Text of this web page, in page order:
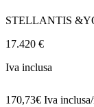
STELLANTIS
17.420 €
Iva inclusa
170,73€ Iva inclusa/